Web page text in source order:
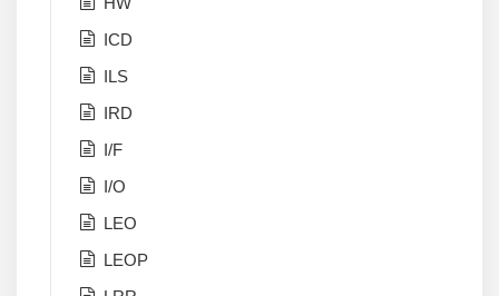
ICD
ILS
IRD
I/F
I/O
LEO
LEOP